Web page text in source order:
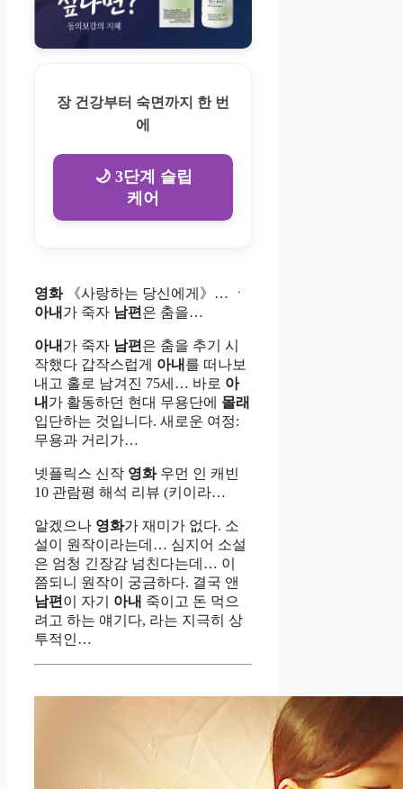
장 건강부터 숙면까지 한 번
에
🌙 3단계 슬립
케어
영화《사랑하는 당신에게》… ㆍ
아내 가 죽자 남편 은 춤을…
아내 가 죽자 남편 은 춤을 추기 시
작했다 갑작스럽게 아내 를 떠나보
내고 홀로 남겨진 75세… 바로 아
내 가 활동하던 현대 무용단에 몰래
입단하는 것입니다. 새로운 여정:
무용과 거리가…
넷플릭스 신작 영화우먼 인 캐빈
10 관람평 해석 리뷰 (키이라…
알겠으나 영화가 재미가 없다. 소
설이 원작이라는데… 심지어 소설
은 엄청 긴장감 넘친다는데… 이
쯤되니 원작이 궁금하다. 결국 앤
남편 이 자기 아내 죽이고 돈 먹으
려고 하는 얘기다, 라는 지극히 상
투적인…